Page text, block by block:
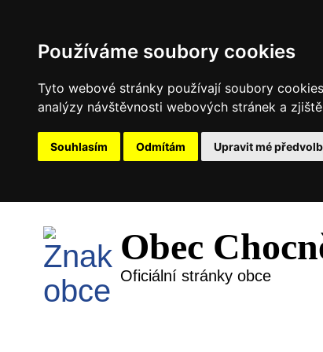
Používáme soubory cookies
Tyto webové stránky používají soubory
analýzy návštěvnosti webových stránek a
Souhlasím Odmítám Upravit mé
Obec
Oficiální stránky obce